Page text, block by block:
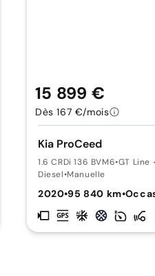
Kia ProCeed
1.6 CRDi 136 BVM6•GT Line
Diesel•Manuelle
2020•95 840 km•
15 899 €
Dès 167 €/mois